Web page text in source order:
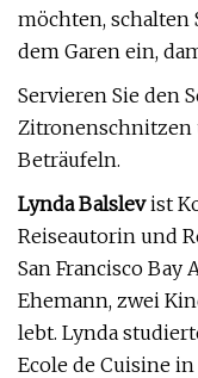
möchten, schalten
dem Garen ein,
Servieren Sie den
Zitronenschnitzen
Beträufeln.
Lynda Balslevist
Reiseautorin und
San Francisco Bay
Ehemann, zwei
lebt. Lynda
Ecole de Cuisine